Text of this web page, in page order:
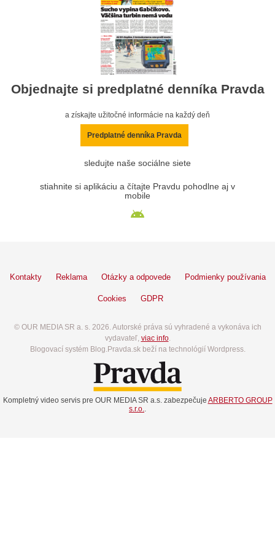
Objednajte si predplatné denníka Pravda
a získajte užitočné informácie na každý deň
Predplatné denníka Pravda
sledujte naše sociálne siete
stiahnite si aplikáciu a čítajte Pravdu pohodlne aj v
mobile
Kontakty Reklama Otázky a odpovede Podmienky používania
Cookies GDPR
© OUR MEDIA SR a. s. 2026. Autorské práva sú vyhradené a vykonáva ich
vydavateľ, viac info.
Blogovací systém Blog.Pravda.sk beží na technológií Wordpress.
Kompletný video servis pre OUR MEDIA SR a.s. zabezpečuje ARBERTO GROUP
s.r.o..